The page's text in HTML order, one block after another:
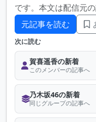
です。本文は配信元
元記事を読む
次に読む
賀喜遥香の新着
このメンバーの記事へ
乃木坂46の新着
同じグループの記事へ